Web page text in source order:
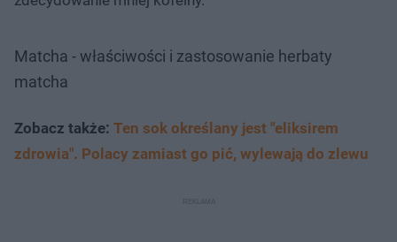
Matcha - właściwości i zastosowanie herbaty
matcha
Zobacz także: Ten sok określany jest "eliksirem
zdrowia". Polacy zamiast go pić, wylewają do zlewu